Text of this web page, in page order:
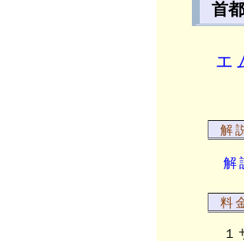
首
エ
解
解
料
１